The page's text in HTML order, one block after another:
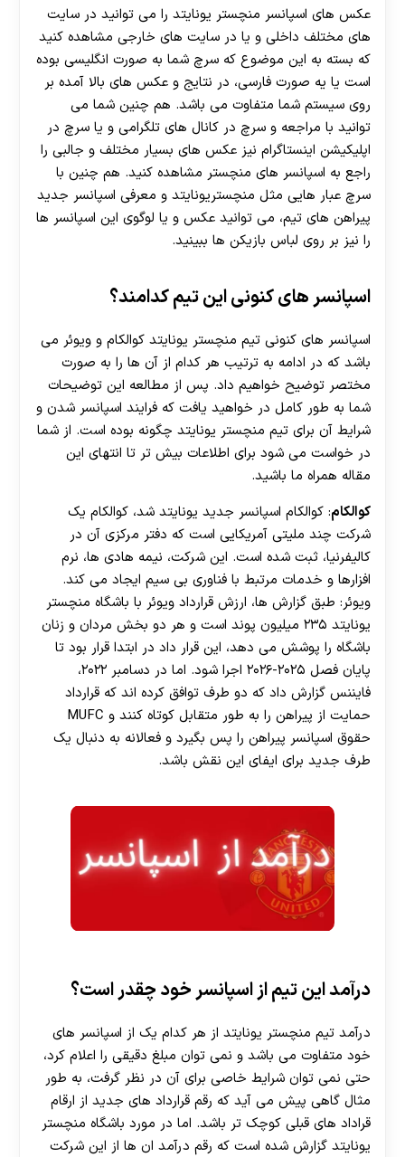
عکس های اسپانسر منچستر یونایتد را می توانید در سایت
های مختلف داخلی و یا در سایت های خارجی مشاهده کنید
که بسته به این موضوع که سرچ شما به صورت انگلیسی بوده
است یا یه صورت فارسی، در نتایج و عکس های بالا آمده بر
روی سیستم شما متفاوت می باشد. هم چنین شما می
توانید با مراجعه و سرچ در کانال های تلگرامی و یا سرچ در
اپلیکیشن اینستاگرام نیز عکس های بسیار مختلف و جالبی را
راجع به اسپانسر های منچستر مشاهده کنید. هم چنین با
سرچ عبار هایی مثل منچستریونایتد و معرفی اسپانسر جدید
پیراهن‌ های تیم، می توانید عکس و یا لوگوی این اسپانسر ها
را نیز بر روی لباس بازیکن ها ببینید.
اسپانسر های کنونی این تیم کدامند؟
اسپانسر های کنونی تیم منچستر یونایتد کوالکام و ویوئر می
باشد که در ادامه به‌ ترتیب هر کدام از آن ها را به صورت
مختصر توضیح خواهیم داد. پس از مطالعه این توضیحات
شما به طور کامل در خواهید یافت که فرایند اسپانسر شدن و
شرایط آن برای تیم منچستر یونایتد چگونه بوده است. از شما
در خواست می شود برای اطلاعات بیش تر تا انتهای این
مقاله همراه ما باشید.
کوالکام: کوالکام اسپانسر جدید یونایتد شد، کوالکام یک
شرکت چند ملیتی آمریکایی است که دفتر مرکزی آن در
کالیفرنیا، ثبت شده است. این شرکت، نیمه هادی ها، نرم
افزارها و خدمات مرتبط با فناوری بی سیم ایجاد می کند.
ویوئر: طبق گزارش ها، ارزش قرارداد ویوئر با باشگاه منچستر
یونایتد ۲۳۵ میلیون پوند است و هر دو بخش مردان و زنان
باشگاه را پوشش می دهد، این قرار داد در ابتدا قرار بود تا
پایان فصل ۲۰۲۵-۲۰۲۶ اجرا شود. اما در دسامبر ۲۰۲۲،
فایننس گزارش داد که دو طرف توافق کرده اند که قرارداد
حمایت از پیراهن را به طور متقابل کوتاه کنند و MUFC
حقوق اسپانسر پیراهن را پس بگیرد و فعالانه به دنبال یک
طرف جدید برای ایفای این نقش باشد.
درآمد این تیم از اسپانسر خود چقدر است؟
درآمد تیم منچستر یونایتد از هر کدام یک از اسپانسر های
خود متفاوت می باشد و نمی توان مبلغ دقیقی را اعلام کرد،
حتی نمی توان شرایط خاصی برای آن در نظر گرفت، به طور
مثال گاهی پیش می آید که رقم قرارداد های جدید از ارقام
قراداد های قبلی کوچک تر باشد. اما در مورد باشگاه منچستر
یونایتد گزارش شده است که رقم درآمد ان ها از این شرکت